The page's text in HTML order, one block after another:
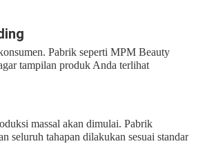
Pabrik seperti MPM Beauty
tampilan produk Anda terlihat
massal akan dimulai. Pabrik
seluruh tahapan dilakukan sesuai standar